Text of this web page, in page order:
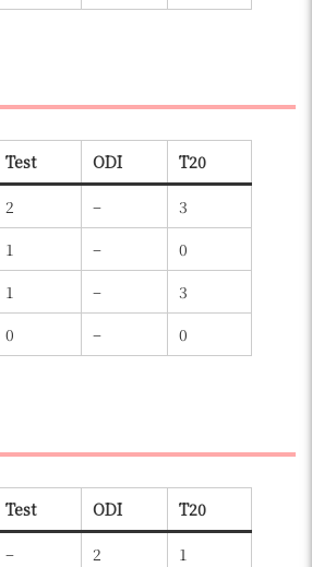
Test ODI T20
2 –
3
1 –
0
1 –
3
0 – 0
Test ODI T20
– 2
1